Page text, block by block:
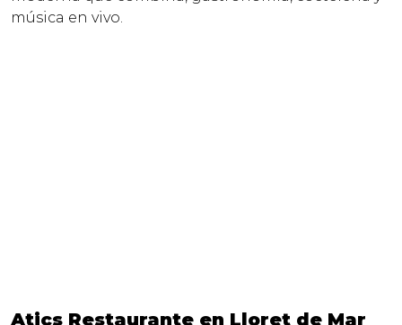
música en vivo.
Atics Restaurante en Lloret de Mar